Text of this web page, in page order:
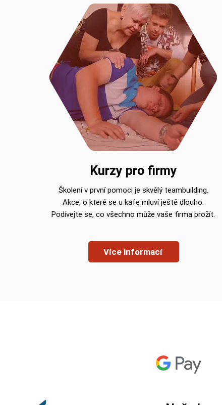
Kurzy pro firmy
Školení v první pomoci je skvělýteambuilding.
Akce, o které se u kafe mluví ještě dlouho.
Podívejte se, co všechno může vaše firma prožít.
Více informací